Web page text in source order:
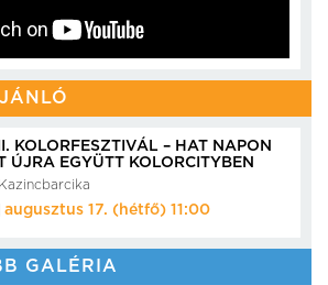
KOLORFESZTIVÁL – HAT NAPON
ÚJRA EGYÜTT KOLORCITYBEN
Kazincbarcika
augusztus 17. (hétfő) 11:00
GALÉRIA